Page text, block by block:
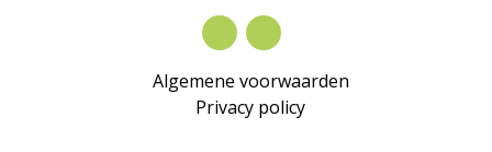
Algemene voorwaarden
Privacy policy